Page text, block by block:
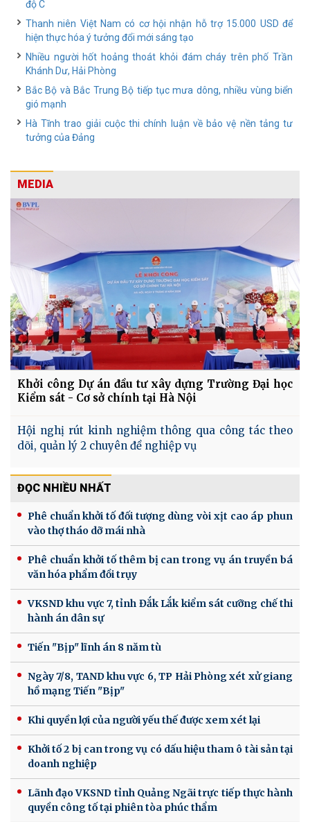
độ C
Thanh niên Việt Nam có cơ hội nhận hỗ trợ 15.000 USD để
hiện thực hóa ý tưởng đổi mới sáng tạo
Nhiều người hốt hoảng thoát khỏi đám cháy trên phố Trần
Khánh Dư, Hải Phòng
Bắc Bộ và Bắc Trung Bộ tiếp tục mưa dông, nhiều vùng biển
gió mạnh
Hà Tĩnh trao giải cuộc thi chính luận về bảo vệ nền tảng tư
tưởng của Đảng
MEDIA
Khởi công Dự án đầu tư xây dựng Trường Đại học
Kiểm sát - Cơ sở chính tại Hà Nội
Hội nghị rút kinh nghiệm thông qua công tác theo
dõi, quản lý 2 chuyên đề nghiệp vụ
ĐỌC NHIỀU NHẤT
Phê chuẩn khởi tố đối tượng dùng vòi xịt cao áp phun
vào thợ tháo dỡ mái nhà
Phê chuẩn khởi tố thêm bị can trong vụ án truyền bá
văn hóa phẩm đồi trụy
VKSND khu vực 7, tỉnh Đắk Lắk kiểm sát cưỡng chế thi
hành án dân sự
Tiến "Bịp" lĩnh án 8 năm tù
Ngày 7/8, TAND khu vực 6, TP Hải Phòng xét xử giang
hồ mạng Tiến "Bịp"
Khi quyền lợi của người yếu thế được xem xét lại
Khởi tố 2 bị can trong vụ có dấu hiệu tham ô tài sản tại
doanh nghiệp
Lãnh đạo VKSND tỉnh Quảng Ngãi trực tiếp thực hành
quyền công tố tại phiên tòa phúc thẩm